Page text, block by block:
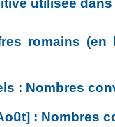
romains
: Nombres
: Nombres